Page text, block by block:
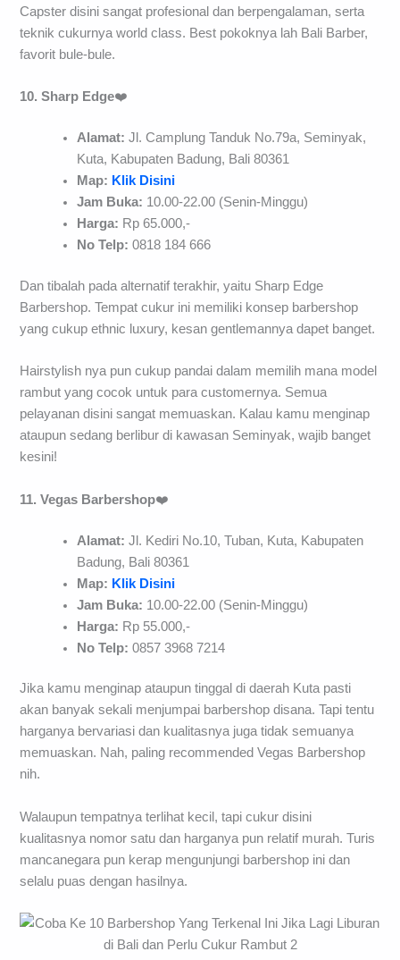
Capster disini sangat profesional dan berpengalaman, serta
teknik cukurnya world class. Best pokoknya lah Bali Barber,
favorit bule-bule.
10. Sharp Edge❤️
Alamat: Jl. Camplung Tanduk No.79a, Seminyak,
Kuta, Kabupaten Badung, Bali 80361
Map: Klik Disini
Jam Buka: 10.00-22.00 (Senin-Minggu)
Harga: Rp 65.000,-
No Telp:0818 184 666
Dan tibalah pada alternatif terakhir, yaitu Sharp Edge
Barbershop. Tempat cukur ini memiliki konsep barbershop
yang cukup ethnic luxury, kesan gentlemannya dapet banget.
Hairstylish nya pun cukup pandai dalam memilih mana model
rambut yang cocok untuk para customernya. Semua
pelayanan disini sangat memuaskan. Kalau kamu menginap
ataupun sedang berlibur di kawasan Seminyak, wajib banget
kesini!
11. Vegas Barbershop❤️
Alamat: Jl. Kediri No.10, Tuban, Kuta, Kabupaten
Badung, Bali 80361
Map: Klik Disini
Jam Buka: 10.00-22.00 (Senin-Minggu)
Harga: Rp 55.000,-
No Telp:0857 3968 7214
Jika kamu menginap ataupun tinggal di daerah Kuta pasti
akan banyak sekali menjumpai barbershop disana. Tapi tentu
harganya bervariasi dan kualitasnya juga tidak semuanya
memuaskan. Nah, paling recommended Vegas Barbershop
nih.
Walaupun tempatnya terlihat kecil, tapi cukur disini
kualitasnya nomor satu dan harganya pun relatif murah. Turis
mancanegara pun kerap mengunjungi barbershop ini dan
selalu puas dengan hasilnya.